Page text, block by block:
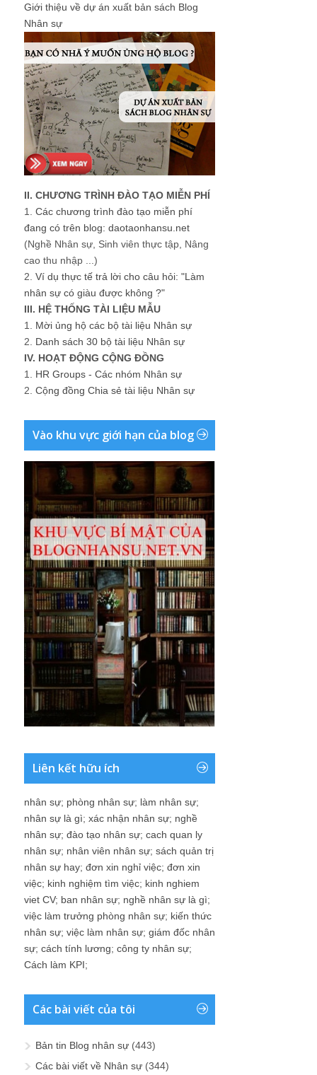
Giới thiệu về dự án xuất bản sách Blog
Nhân sự
II. CHƯƠNG TRÌNH ĐÀO TẠO MIỄN PHÍ
1. Các chương trình đào tạo miễn phí
đang có trên blog: daotaonhansu.net
(Nghề Nhân sự, Sinh viên thực tập, Nâng
cao thu nhập ...)
2. Ví dụ thực tế trả lời cho câu hỏi: "Làm
nhân sự có giàu được không ?"
III. HỆ THỐNG TÀI LIỆU MẪU
1. Mời ủng hộ các bộ tài liệu Nhân sự
2. Danh sách 30 bộ tài liệu Nhân sự
IV. HOẠT ĐỘNG CỘNG ĐỒNG
1. HR Groups - Các nhóm Nhân sự
2. Cộng đồng Chia sẻ tài liệu Nhân sự
Vào khu vực giới hạn của blog
Liên kết hữu ích
nhân sự; phòng nhân sự; làm nhân sự;
nhân sự là gì; xác nhận nhân sự; nghề
nhân sự; đào tạo nhân sự; cach quan ly
nhân sự; nhân viên nhân sự; sách quản trị
nhân sự hay; đơn xin nghỉ việc; đơn xin
việc; kinh nghiệm tìm việc; kinh nghiem
viet CV; ban nhân sự; nghề nhân sự là gì;
việc làm trưởng phòng nhân sự; kiến thức
nhân sự; việc làm nhân sự; giám đốc nhân
sự; cách tính lương; công ty nhân sự;
Cách làm KPI;
Các bài viết của tôi
Bản tin Blog nhân sự (443)
Các bài viết về Nhân sự (344)